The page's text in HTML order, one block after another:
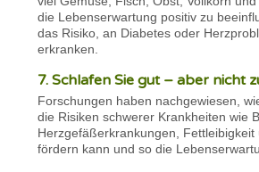
die Lebenserwartung positiv zu
das Risiko, an Diabetes oder
erkranken.
7. Schlafen Sie gut – aber nicht
Forschungen haben nachgewiesen,
die Risiken schwerer Krankheiten wie
Herzgefäßerkrankungen, Fettleibigkeit
fördern kann und so die